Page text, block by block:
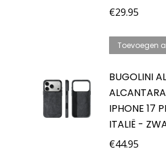
€29.95
Toevoegen
BUGOLINI
IPHONE 17
ITALIË -
€44.95